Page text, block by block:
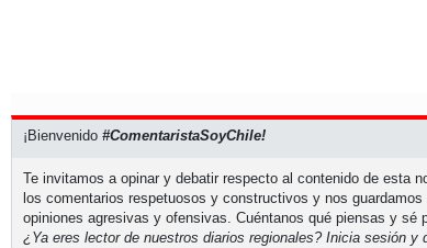
¡Bienvenido #ComentaristaSoyChile!
Te invitamos a opinar y debatir respecto al contenido de esta
los comentarios respetuosos y constructivos y nos
opiniones agresivas y ofensivas. Cuéntanos qué piensas y sé
¿Ya eres lector de nuestros diarios regionales? Inicia sesión y